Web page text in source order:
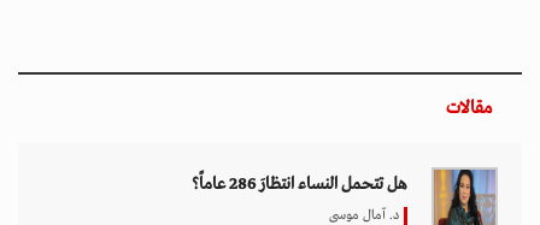
مقالات
هل تتحمل النساء انتظارَ 286 عاماً؟
د. آمال موسى